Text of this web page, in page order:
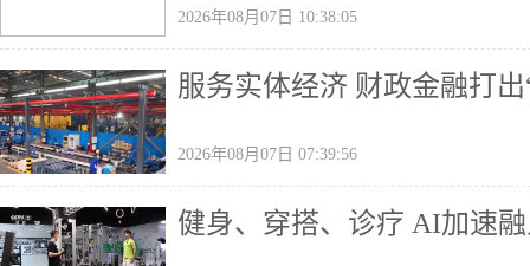
2026年08月07日 10:38:05
服务实体经济 财政金融打出
2026年08月07日 07:39:56
健身、穿搭、诊疗 AI加速